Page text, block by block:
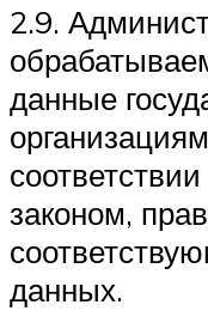
2.9.
данные
законом,
данных.